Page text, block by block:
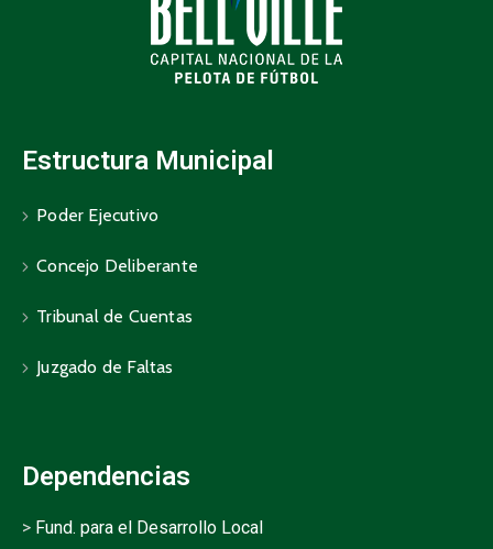
Estructura Municipal
Poder Ejecutivo
Concejo Deliberante
Tribunal de Cuentas
Juzgado de Faltas
Dependencias
> Fund. para el Desarrollo Local